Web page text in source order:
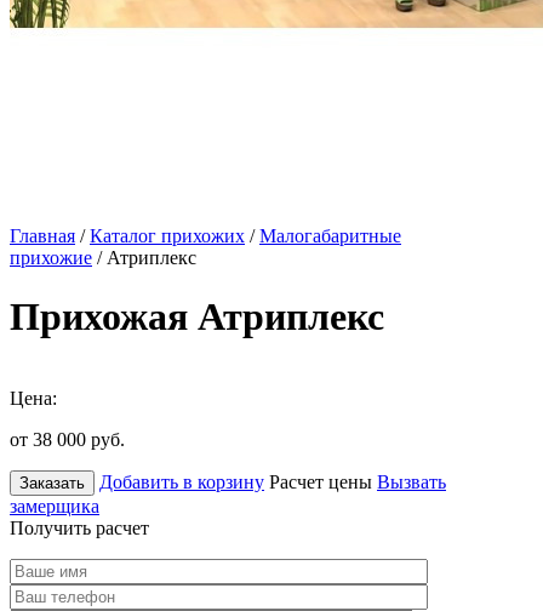
Главная /Каталог прихожих /Малогабаритные
прихожие / Атриплекс
Прихожая Атриплекс
Цена:
от 38 000 руб.
Заказать Добавить в корзину Расчет цены Вызвать
замерщика
Получить расчет